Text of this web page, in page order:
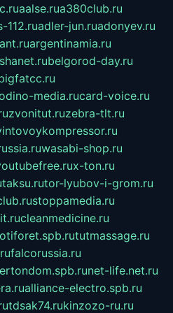
aalse.rua380club.ru
112.ruadler-jun.ruadonyev.ru
argentinamia.ru
belgorod-day.ru
media.rucard-voice.ru
zvonitut.ruzebra-tlt.ru
wasabi-shop.ru
x-ton.ru
taksu.rutor-lyubov-i-grom.ru
stoppamedia.ru
cleanmedicine.ru
tutmassage.ru
falcorussia.ru
net-life.net.ru
alliance-electro.spb.ru
tdsak74.rukinzozo-ru.ru